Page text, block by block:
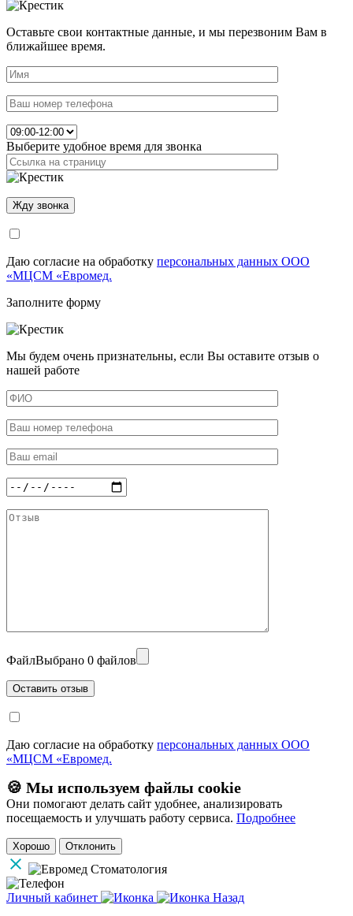
Оставьте свои контактные данные, и мы перезвоним Вам в
ближайшее время.
Выберите удобное время для звонка
Даю согласие на обработку персональных данных ООО
«МЦСМ «Евромед.
Заполните форму
Мы будем очень признательны, если Вы оставите отзыв о
нашей работе
ФайлВыбрано 0 файлов
Даю согласие на обработку персональных данных ООО
«МЦСМ «Евромед.
🍪 Мы используем файлы cookie
Они помогают делать сайт удобнее, анализировать
посещаемость и улучшать работу сервиса. Подробнее
Хорошо Отклонить
Личный кабинет
Назад